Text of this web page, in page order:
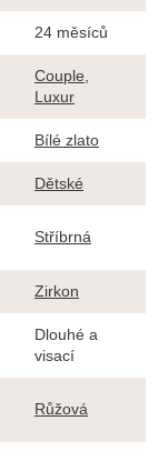
24 měsíců
Couple,
Luxur
Bílé zlato
Dětské
Stříbrná
Zirkon
Dlouhé a
visací
Růžová